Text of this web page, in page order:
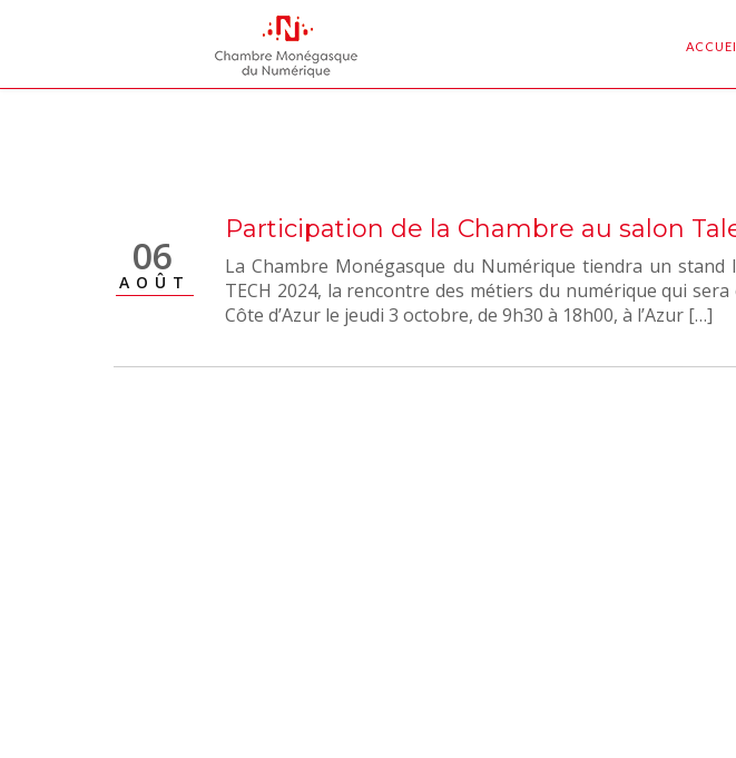
06
AOÛT
Participation de la Chambre au salon
La Chambre Monégasque du Numérique tiendra un stand
TECH 2024, la rencontre des métiers du numérique qui
Côte d’Azur le jeudi 3 octobre, de 9h30 à 18h00, à l’Azur […]